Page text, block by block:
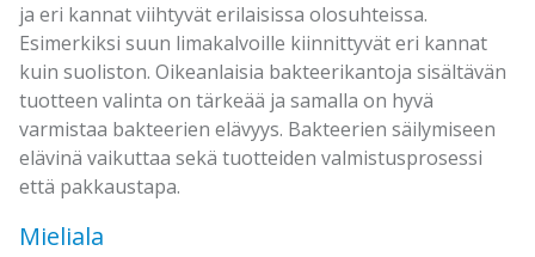
ja eri kannat viihtyvät erilaisissa olosuhteissa.
Esimerkiksi suun limakalvoille kiinnittyvät eri kannat
kuin suoliston. Oikeanlaisia bakteerikantoja sisältävän
tuotteen valinta on tärkeää ja samalla on hyvä
varmistaa bakteerien elävyys. Bakteerien säilymiseen
elävinä vaikuttaa sekä tuotteiden valmistusprosessi
että pakkaustapa.
Mieliala